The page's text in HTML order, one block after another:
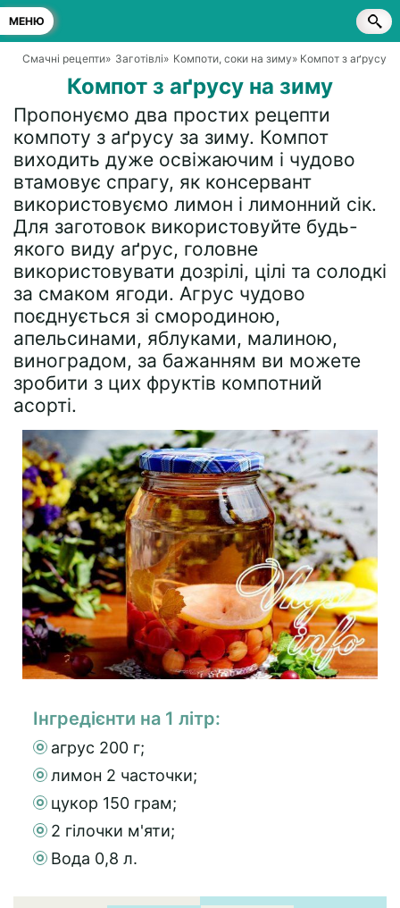
МЕНЮ
Смачні рецепти» Заготівлі» Компоти, соки на зиму» Компот з аґрусу
Компот з аґрусу на зиму
Пропонуємо два простих рецепти
компоту з аґрусу за зиму. Компот
виходить дуже освіжаючим і чудово
втамовує спрагу, як консервант
використовуємо лимон і лимонний сік.
Для заготовок використовуйте будь-
якого виду аґрус, головне
використовувати дозрілі, цілі та солодкі
за смаком ягоди. Агрус чудово
поєднується зі смородиною,
апельсинами, яблуками, малиною,
виноградом, за бажанням ви можете
зробити з цих фруктів компотний
асорті.
Інгредієнти на 1 літр:
агрус 200 г;
лимон 2 часточки;
цукор 150 грам;
2 гілочки м'яти;
Вода 0,8 л.